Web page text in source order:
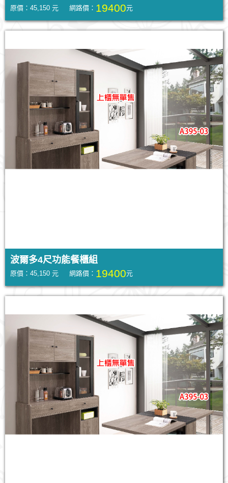
原價：45,150 元 網路價： 19400元
波爾多4尺功能餐櫃組
原價：45,150 元 網路價： 19400元